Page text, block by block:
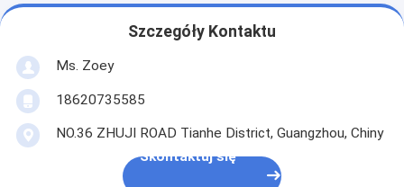
Szczegóły Kontaktu
Ms. Zoey
18620735585
NO.36 ZHUJI ROAD Tianhe District, Guangzhou, Chiny
Skontaktuj się